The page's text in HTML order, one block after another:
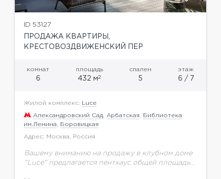
ID 53127
ПРОДАЖА КВАРТИРЫ,
КРЕСТОВОЗДВИЖЕНСКИЙ ПЕР
комнат
6
площадь
432 м2
спален
5
этаж
6 / 7
Жилой комплекс: Luce
Александровский Сад, Арбатская,
Библиотека
им.Ленина, Боровицкая
Адрес: Москва, Россия
Вашему вниманию на продажу в клубном доме
"Luce" предлагается пентхаус общей площадью